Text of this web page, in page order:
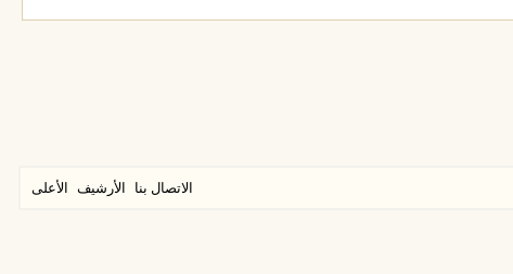
الاتصال بنا الأرشيف الأعلى